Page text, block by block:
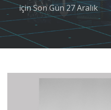
için Son Gün 27 Aralık